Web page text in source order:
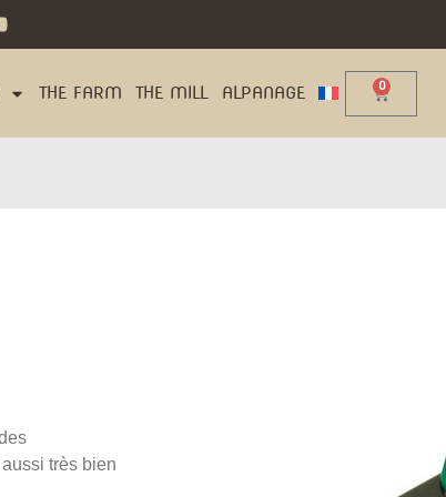
THE FARM THE MILL ALPANAGE 0
très bien